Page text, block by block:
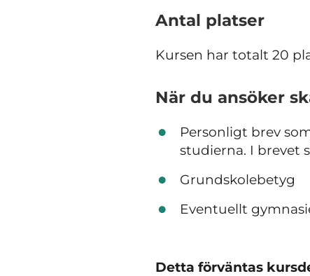
Antal platser
Kursen har totalt 20
När du ansöker
Personligt brev
studierna. I brevet
Grundskolebetyg
Eventuellt
Detta förväntas